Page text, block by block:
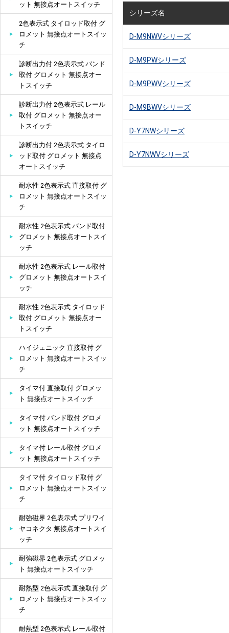
シリーズ名
D-M9NWVシリーズ
D-M9PWシリーズ
D-M9PWVシリーズ
D-M9BWVシリーズ
D-Y7NWシリーズ
D-Y7NWVシリーズ
ット 無接点オートスイッチ
2色表示式 タイロッド取付 グ
ロメット 無接点オートスイッ
チ
診断出力付 2色表示式 バンド
取付 グロメット 無接点オー
トスイッチ
診断出力付 2色表示式 レール
取付 グロメット 無接点オー
トスイッチ
診断出力付 2色表示式 タイロ
ッド取付 グロメット 無接点
オートスイッチ
耐水性 2色表示式 直接取付 グ
ロメット 無接点オートスイッ
チ
耐水性 2色表示式 バンド取付
グロメット 無接点オートスイ
ッチ
耐水性 2色表示式 レール取付
グロメット 無接点オートスイ
ッチ
耐水性 2色表示式 タイロッド
取付 グロメット 無接点オー
トスイッチ
ハイジェニック 直接取付 グ
ロメット 無接点オートスイッ
チ
タイマ付 直接取付 グロメッ
ト 無接点オートスイッチ
タイマ付 バンド取付 グロメ
ット 無接点オートスイッチ
タイマ付 レール取付 グロメ
ット 無接点オートスイッチ
タイマ付 タイロッド取付 グ
ロメット 無接点オートスイッ
チ
耐強磁界 2色表示式 プリワイ
ヤコネクタ 無接点オートスイ
ッチ
耐強磁界 2色表示式 グロメッ
ト 無接点オートスイッチ
耐熱型 2色表示式 直接取付 グ
ロメット 無接点オートスイッ
チ
耐熱型 2色表示式 レール取付